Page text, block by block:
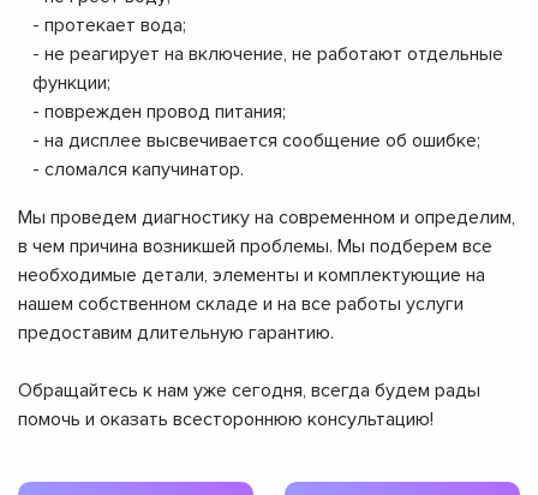
- протекает вода;
- не реагирует на включение, не работают отдельные
функции;
- поврежден провод питания;
- на дисплее высвечивается сообщение об ошибке;
- сломался капучинатор.
Мы проведем диагностику на современном и определим,
в чем причина возникшей проблемы. Мы подберем все
необходимые детали, элементы и комплектующие на
нашем собственном складе и на все работы услуги
предоставим длительную гарантию.
Обращайтесь к нам уже сегодня, всегда будем рады
помочь и оказать всестороннюю консультацию!